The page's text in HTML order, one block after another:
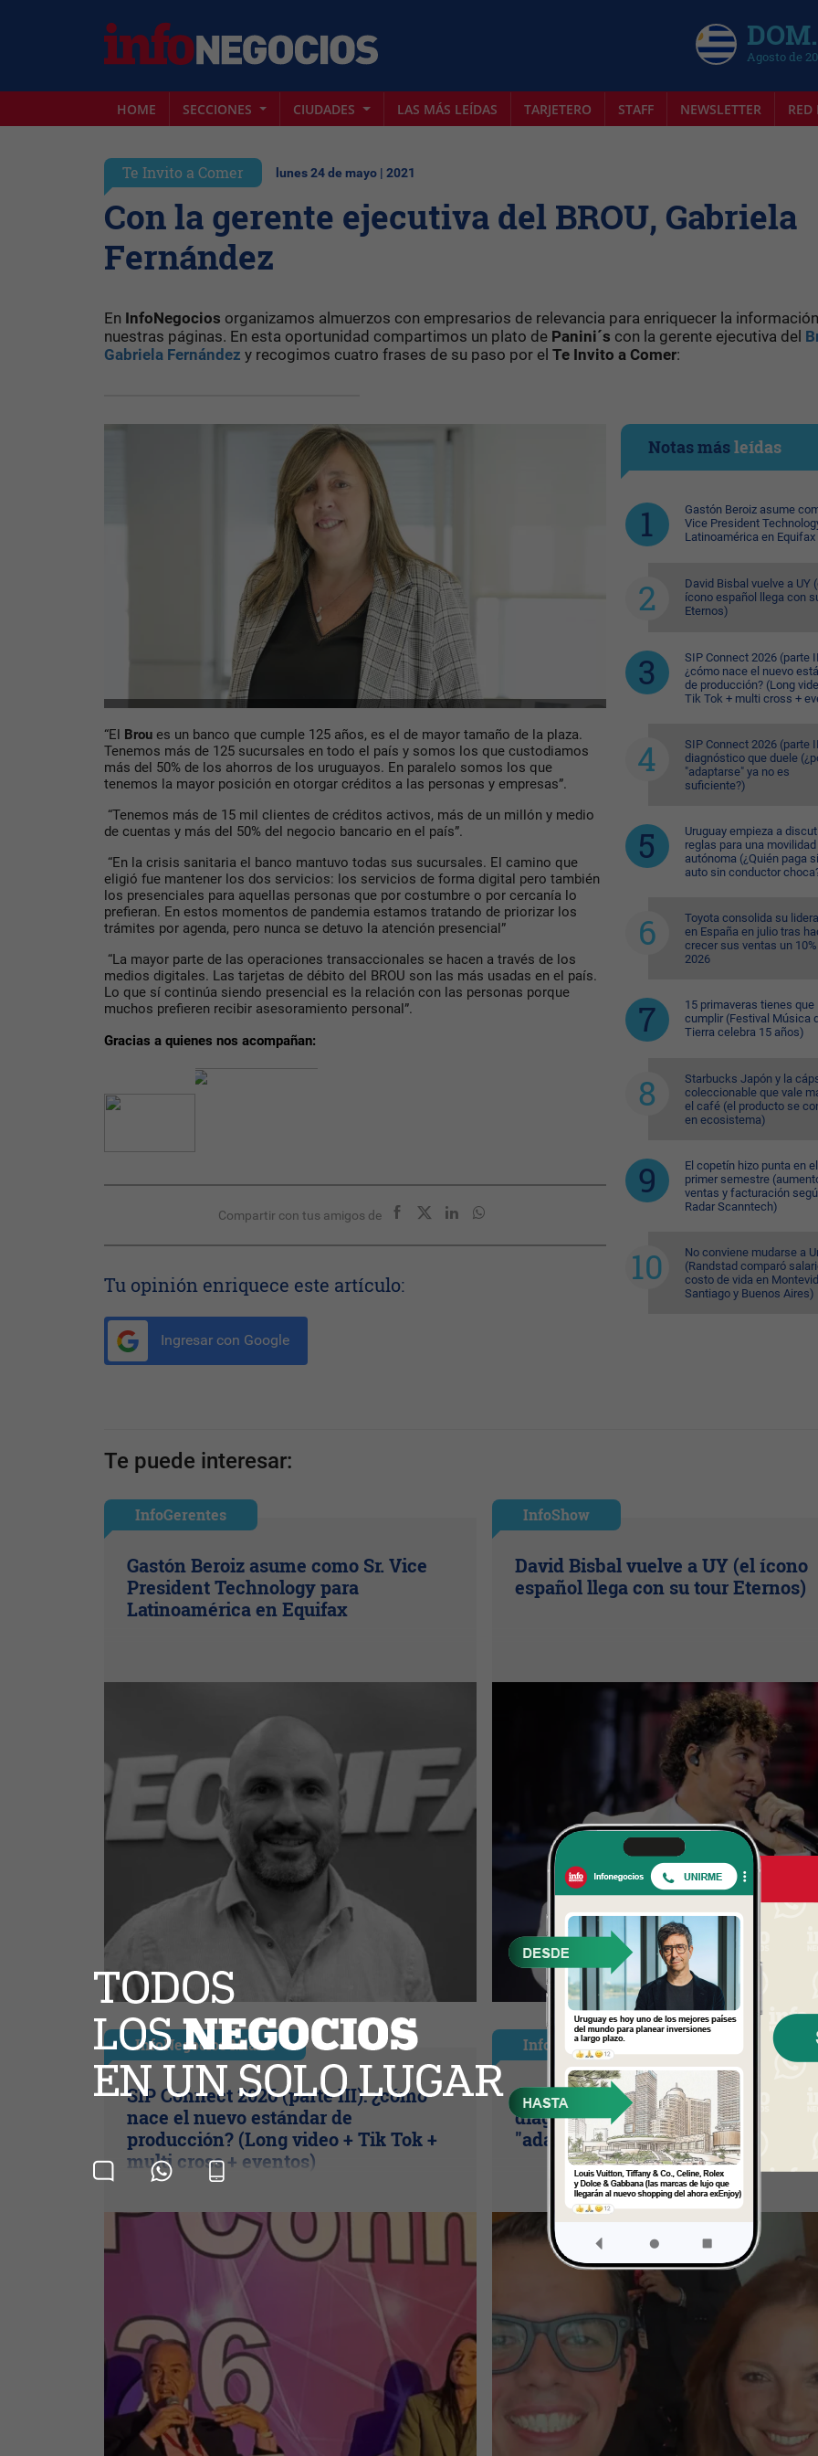
Agosto de
HOME SECCIONES CIUDADES LAS MÁS LEÍDAS TARJETERO STAFF NEWSLETTER RED
Te Invito a Comer lunes 24 de mayo | 2021
Con la gerente ejecutiva del BROU, Gabriela
Fernández
En InfoNegocios organizamos almuerzos con empresarios de relevancia para enriquecer la
nuestras páginas. En esta oportunidad compartimos un plato de Panini´s con la gerente ejecutiva del
Gabriela Fernández y recogimos cuatro frases de su paso por el Te Invito a Comer:
“El Brou es un banco que cumple 125 años, es el de mayor tamaño de la plaza.
Tenemos más de 125 sucursales en todo el país y somos los que custodiamos
más del 50% de los ahorros de los uruguayos. En paralelo somos los que
tenemos la mayor posición en otorgar créditos a las personas y empresas”.
“Tenemos más de 15 mil clientes de créditos activos, más de un millón y medio
de cuentas y más del 50% del negocio bancario en el país”.
“En la crisis sanitaria el banco mantuvo todas sus sucursales. El camino que
eligió fue mantener los dos servicios: los servicios de forma digital pero también
los presenciales para aquellas personas que por costumbre o por cercanía lo
prefieran. En estos momentos de pandemia estamos tratando de priorizar los
trámites por agenda, pero nunca se detuvo la atención presencial”
“La mayor parte de las operaciones transaccionales se hacen a través de los
medios digitales. Las tarjetas de débito del BROU son las más usadas en el país.
Lo que sí continúa siendo presencial es la relación con las personas porque
muchos prefieren recibir asesoramiento personal”.
Gracias a quienes nos acompañan:
Compartir con tus amigos de
Tu opinión enriquece este artículo:
Ingresar con Google
Notas másleídas
Gastón Beroiz asume
Vice President
Latinoamérica en Equifax
David Bisbal vuelve a UY
ícono español llega con
Eternos)
SIP Connect 2026 (parte
¿cómo nace el nuevo
de producción? (Long
Tik Tok + multi cross +
SIP Connect 2026 (parte
diagnóstico que duele
"adaptarse" ya no es
suficiente?)
Uruguay empieza a
reglas para una movilidad
autónoma (¿Quién paga
auto sin conductor
Toyota consolida su
en España en julio tras
crecer sus ventas un
2026
15 primaveras tienes que
cumplir (Festival Música
Tierra celebra 15 años)
Starbucks Japón y la
coleccionable que vale
el café (el producto se
en ecosistema)
El copetín hizo punta en el
primer semestre
ventas y facturación
Radar Scanntech)
No conviene mudarse a
(Randstad comparó
costo de vida en
Santiago y Buenos Aires)
Te puede interesar:
InfoGerentes
Gastón Beroiz asume como Sr. Vice
President Technology para
Latinoamérica en Equifax
InfoShow
David Bisbal vuelve a UY (el ícono
español llega con su tour Eternos)
InfoNegocios Miami
SIP Connect 2026 (parte III): ¿cómo
nace el nuevo estándar de
producción? (Long video + Tik Tok +
multi cross + eventos)
InfoNegocios Miami
SIP Connect 2026 (parte II): el
diagnóstico que duele (¿por qué
"adaptarse" ya no es suficiente?)